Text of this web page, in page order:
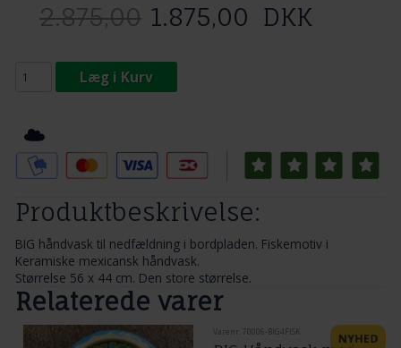
2.875,00 1.875,00 DKK
Læg i Kurv
Produktbeskrivelse:
BIG håndvask til nedfældning i bordpladen. Fiskemotiv i
Keramiske mexicansk håndvask.
Størrelse 56 x 44 cm. Den store størrelse.
Relaterede varer
Varenr. 70006-BIG4FISK